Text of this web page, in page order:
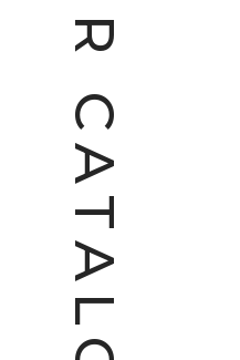
R
C
A
T
A
L